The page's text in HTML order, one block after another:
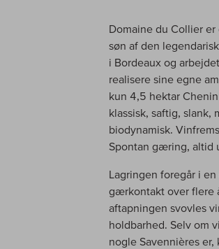
Domaine du Collier
søn af den
i Bordeaux og
realisere sine egne
kun 4,5 hektar
klassisk, saftig, slank,
biodynamisk.
Spontan gæring, altid
Lagringen foregår i
gærkontakt over flere
aftapningen svovles
holdbarhed. Selv om
nogle Savennières